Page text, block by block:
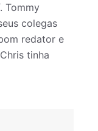
. Tommy
colegas
redator e
tinha